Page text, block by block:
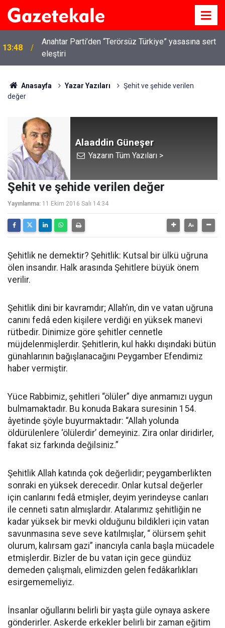
13:48
Anahtar Parti’den “Terörsüz Türkiye” yasasına sert
eleştiri
Anasayfa Yazar Yazıları
Şehit ve şehide verilen
değer
Alaaddin Güneşer
Yazarın Tüm Yazıları >
Şehit ve şehide verilen değer
Yayınlanma: 11 Ekim 2016 Salı 14:34
Şehitlik ne demektir? Şehitlik: Kutsal bir ülkü uğruna
ölen insandır. Halk arasında Şehitlere büyük önem
verilir.
Şehitlik dini bir kavramdır; Allah’ın, din ve vatan uğruna
canını fedâ eden kişilere verdiği en yüksek manevi
rütbedir. Dinimize göre şehitler cennetle
müjdelenmişlerdir. Şehitlerin, kul hakkı dışındaki bütün
günahlarının bağışlanacağını Peygamber Efendimiz
haber vermiştir.
Yüce Rabbimiz, şehitleri “ölüler” diye anmamızı uygun
bulmamaktadır. Bu konuda Bakara suresinin 154.
âyetinde şöyle buyurmaktadır: “Allah yolunda
öldürülenlere ‘ölülerdir’ demeyiniz. Zira onlar diridirler,
fakat siz farkında değilsiniz.”
Şehitlik Allah katında çok değerlidir; peygamberlikten
sonraki en yüksek derecedir. Onlar kutsal değerler
için canlarını fedâ etmişler, deyim yerindeyse canları
ile cenneti satın almışlardır. Atalarımız şehitliğin ne
kadar yüksek bir mevki olduğunu bildikleri için vatan
savunmasına seve seve katılmışlar, “ ölürsem şehit
olurum, kalırsam gazi” inancıyla canla başla mücadele
etmişlerdir. Bizler de bu vatan için gece gündüz
demeden çalışmalı, elimizden gelen fedâkarlıkları
esirgememeliyiz.
İnsanlar oğullarını belirli bir yaşta güle oynaya askere
gönderirler. Askerde erkekler belirli bir zaman eğitim